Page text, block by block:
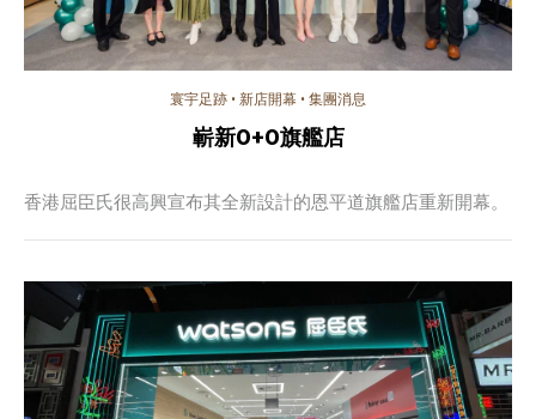
寰宇足跡 • 新店開幕 • 集團消息
嶄新O+O旗艦店
香港屈臣氏很高興宣布其全新設計的恩平道旗艦店重新開幕。